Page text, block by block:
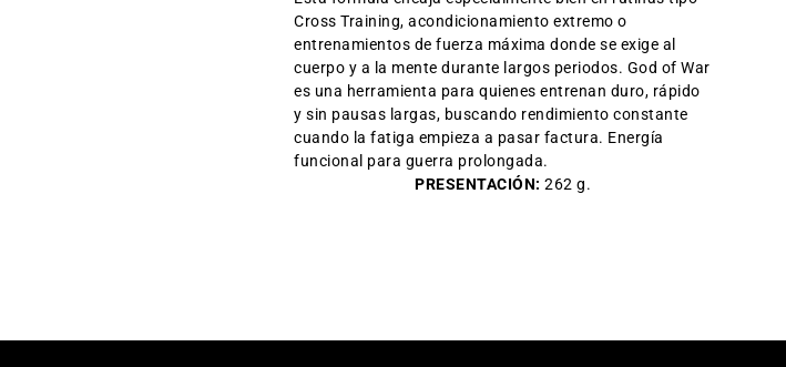
Cross Training, acondicionamiento extremo o
entrenamientos de fuerza máxima donde se exige al
cuerpo y a la mente durante largos periodos. God of War
es una herramienta para quienes entrenan duro, rápido
y sin pausas largas, buscando rendimiento constante
cuando la fatiga empieza a pasar factura. Energía
funcional para guerra prolongada.
PRESENTACIÓN: 262 g.